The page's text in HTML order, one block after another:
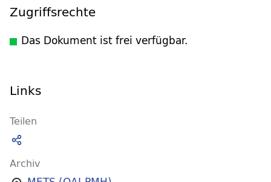
Zugriffsrechte
Das Dokument ist frei verfügbar.
Links
Teilen
Archiv